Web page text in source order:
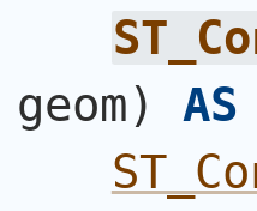
) AS